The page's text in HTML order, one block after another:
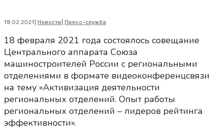
19.02.2021 Новости Пресс-служба
18 февраля 2021 года состоялось совещание
Центрального аппарата Союза
машиностроителей России с региональными
отделениями в формате видеоконференцсвязи
на тему «Активизация деятельности
региональных отделений. Опыт работы
региональных отделений – лидеров рейтинга
эффективности».